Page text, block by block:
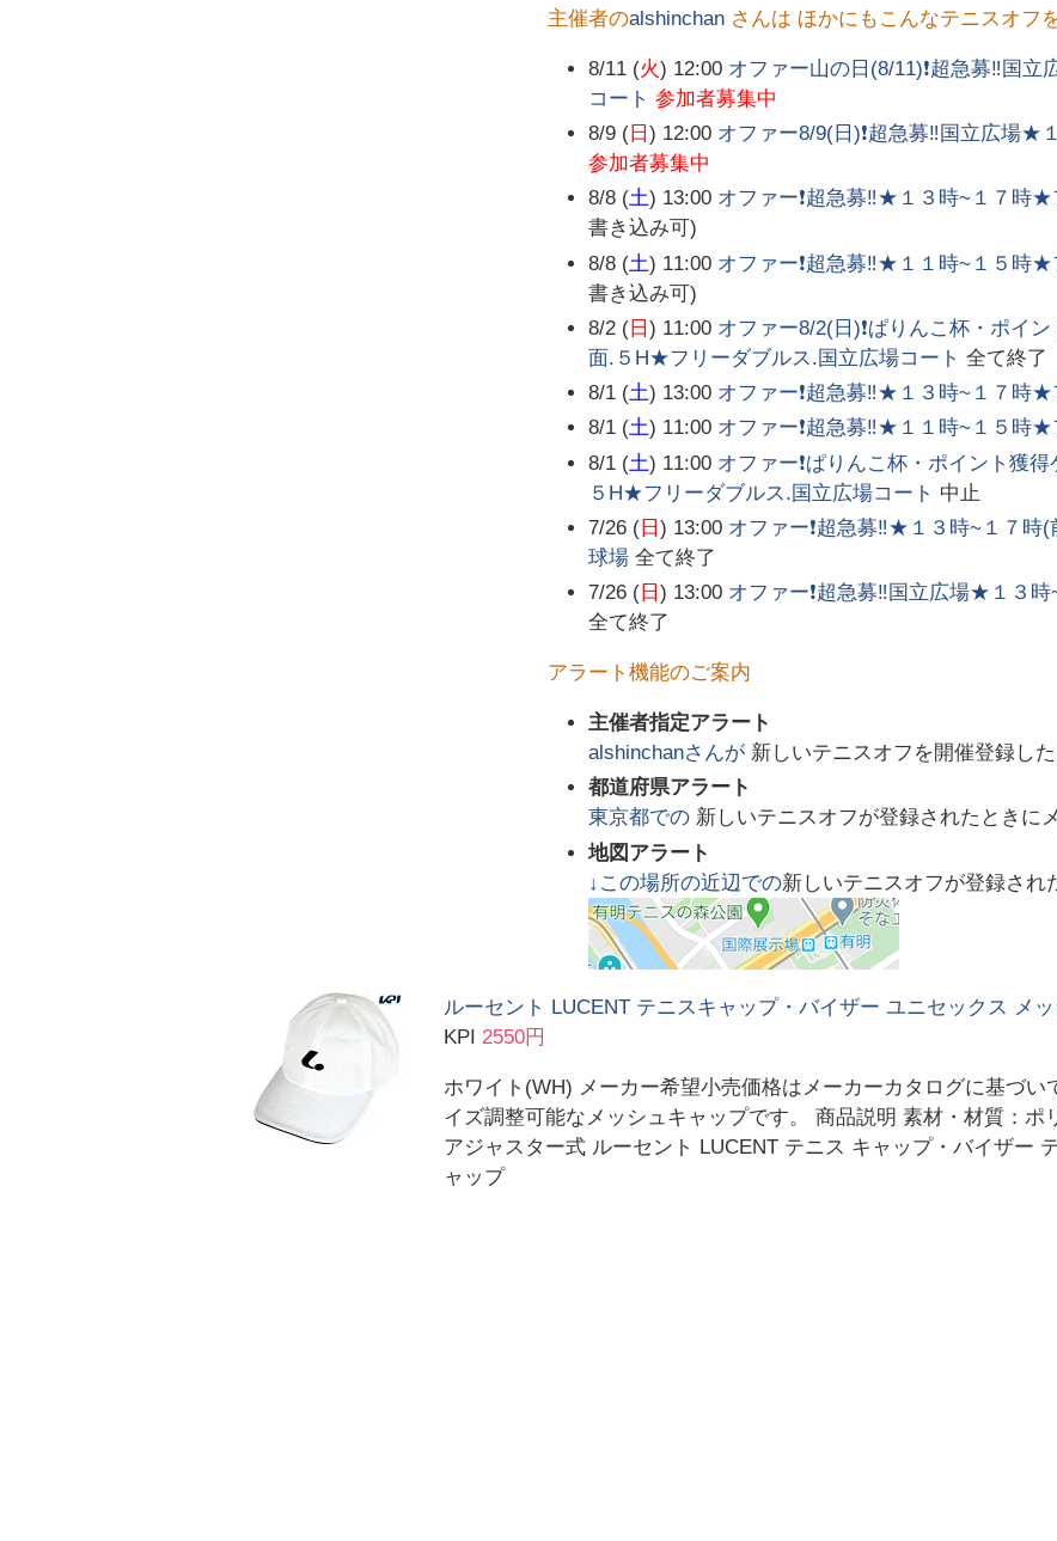
主催者のalshinchan さんは ほかにもこんなテニスオフ
8/11 (火) 12:00 オファー山の日(8/11)❗超急募‼️国
コート 参加者募集中
8/9 (日 ) 12:00 オファー8/9(日)❗超急募‼️国立広場
参加者募集中
8/8 (土) 13:00 オファー❗超急募‼️★１３時~１７時
書き込み可)
8/8 (土) 11:00 オファー❗超急募‼️★１１時~１５時
書き込み可)
8/2 (日 ) 11:00 オファー8/2(日)❗ぱりんこ杯・ポイ
面.５H★フリーダブルス.国立広場コート 全て終了
8/1 (土) 13:00 オファー❗超急募‼️★１３時~１７時
8/1 (土) 11:00 オファー❗超急募‼️★１１時~１５時
8/1 (土) 11:00 オファー❗ぱりんこ杯・ポイント獲
５H★フリーダブルス.国立広場コート 中止
7/26 (日 ) 13:00 オファー❗超急募‼️★１３時~１７
球場 全て終了
7/26 (日 ) 13:00 オファー❗超急募‼️国立広場★１３
全て終了
アラート機能のご案内
主催者指定アラート
alshinchanさんが 新しいテニスオフを開催登録し
都道府県アラート
東京都での 新しいテニスオフが登録されたときに
地図アラート
↓この場所の近辺での新しいテニスオフが登録され
ルーセント LUCENT テニスキャップ・バイザー ユニセックス メ
KPI 2550円
ホワイト(WH) メーカー希望小売価格はメーカーカタログに基づ
イズ調整可能なメッシュキャップです。 商品説明 素材・材質：ポ
アジャスター式 ルーセント LUCENT テニス キャップ・バイザー
ャップ